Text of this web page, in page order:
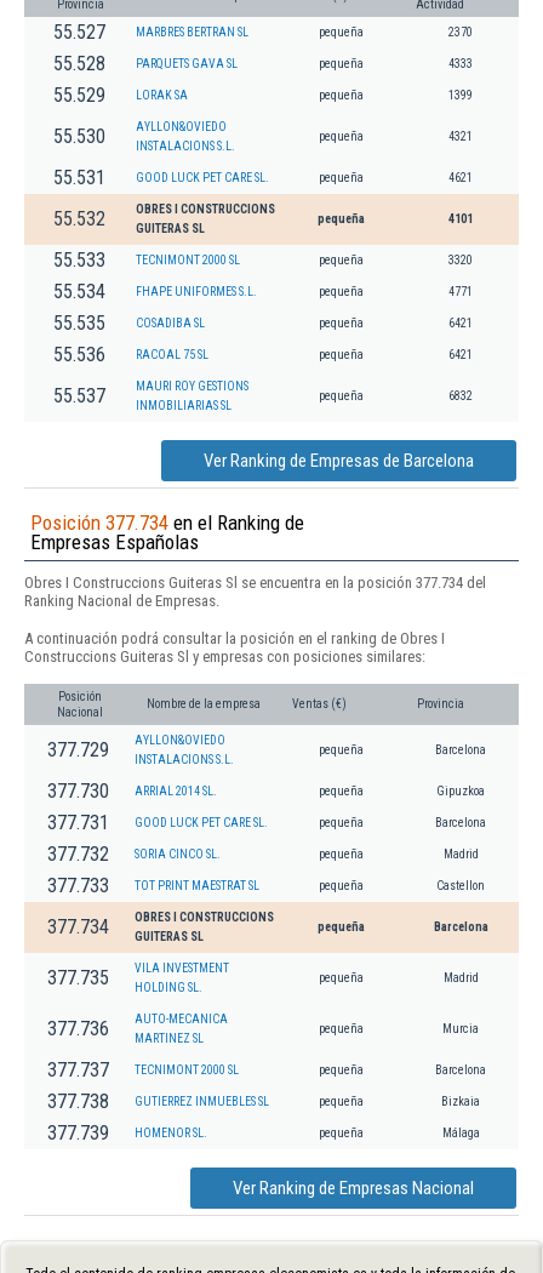
Provincia
Actividad
55.527 MARBRES BERTRAN SL pequeña 2370
55.528 PARQUETS GAVA SL pequeña 4333
55.529 LORAK SA pequeña 1399
55.530
AYLLON&OVIEDO
INSTALACIONS S.L.
pequeña 4321
55.531 GOOD LUCK PET CARE SL. pequeña 4621
55.532
OBRES I CONSTRUCCIONS
GUITERAS SL
pequeña 4101
55.533 TECNIMONT 2000 SL pequeña 3320
55.534 FHAPE UNIFORMES S.L. pequeña 4771
55.535 COSADIBA SL pequeña 6421
55.536 RACOAL 75 SL pequeña 6421
55.537
MAURI ROY GESTIONS
INMOBILIARIAS SL
pequeña 6832
Ver Ranking de Empresas de Barcelona
Posición 377.734 en el Ranking de
Empresas Españolas
Obres I Construccions Guiteras Sl se encuentra en la posición 377.734 del
Ranking Nacional de Empresas.
A continuación podrá consultar la posición en el ranking de Obres I
Construccions Guiteras Sl y empresas con posiciones similares:
Posición
Nacional
Nombre de la empresa Ventas (€) Provincia
377.729
AYLLON&OVIEDO
INSTALACIONS S.L.
pequeña Barcelona
377.730 ARRIAL 2014 SL. pequeña Gipuzkoa
377.731 GOOD LUCK PET CARE SL. pequeña Barcelona
377.732 SORIA CINCO SL. pequeña Madrid
377.733 TOT PRINT MAESTRAT SL pequeña Castellon
377.734
OBRES I CONSTRUCCIONS
GUITERAS SL
pequeña Barcelona
377.735
VILA INVESTMENT
HOLDING SL.
pequeña Madrid
377.736
AUTO-MECANICA
MARTINEZ SL
pequeña Murcia
377.737 TECNIMONT 2000 SL pequeña Barcelona
377.738 GUTIERREZ INMUEBLES SL pequeña Bizkaia
377.739 HOMENOR SL. pequeña Málaga
Ver Ranking de Empresas Nacional